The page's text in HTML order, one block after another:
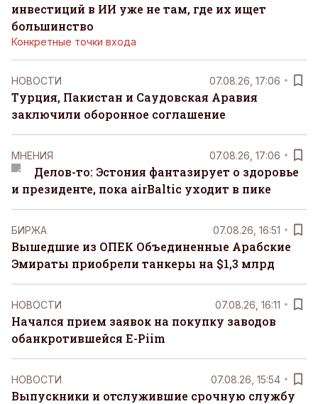
инвестиций в ИИ уже не там, где их ищет
большинство
Конкретные точки входа
НОВОСТИ 07.08.26, 17:06
Турция, Пакистан и Саудовская Аравия
заключили оборонное соглашение
MНЕНИЯ 07.08.26, 17:06
Делов-то: Эстония фантазирует о здоровье
и президенте, пока airBaltic уходит в пике
БИРЖА 07.08.26, 16:51
Вышедшие из ОПЕК Объединенные Арабские
Эмираты приобрели танкеры на $1,3 млрд
НОВОСТИ 07.08.26, 16:11
Начался прием заявок на покупку заводов
обанкротившейся E-Piim
НОВОСТИ 07.08.26, 15:54
Выпускники и отслужившие срочную службу